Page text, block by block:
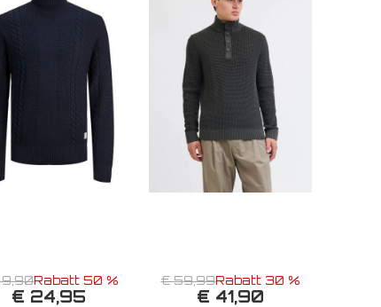
Rabatt 50 %
€ 24,95
€ 59,99Rabatt 30 %
€ 41,90